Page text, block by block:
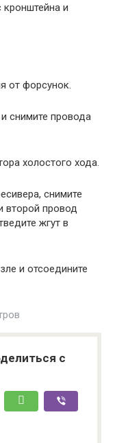
кронштейна и
от форсунок.
снимите провода
холостого хода.
снимите
второй провод
жгут в
и отсоедините
с